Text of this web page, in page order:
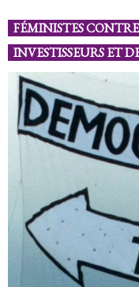
FÉMINISTES
INVESTISSEURS ET